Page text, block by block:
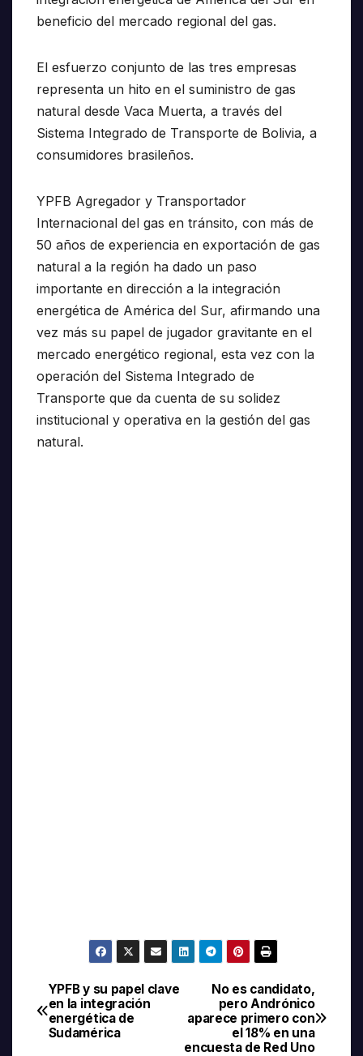
beneficio del mercado regional del gas.
El esfuerzo conjunto de las tres empresas
representa un hito en el suministro de gas
natural desde Vaca Muerta, a través del
Sistema Integrado de Transporte de Bolivia, a
consumidores brasileños.
YPFB Agregador y Transportador
Internacional del gas en tránsito, con más de
50 años de experiencia en exportación de gas
natural a la región ha dado un paso
importante en dirección a la integración
energética de América del Sur, afirmando una
vez más su papel de jugador gravitante en el
mercado energético regional, esta vez con la
operación del Sistema Integrado de
Transporte que da cuenta de su solidez
institucional y operativa en la gestión del gas
natural.
Navegación
de
No es candidato,
pero Andrónico
aparece primero con
el 18% en una
encuesta de Red Uno
YPFB y su papel clave
en la integración
energética de
Sudamérica